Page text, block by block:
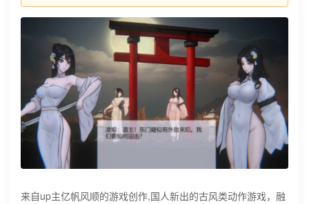
来自up主亿帆风顺的游戏创作,国人新出的古风类动作游戏，融